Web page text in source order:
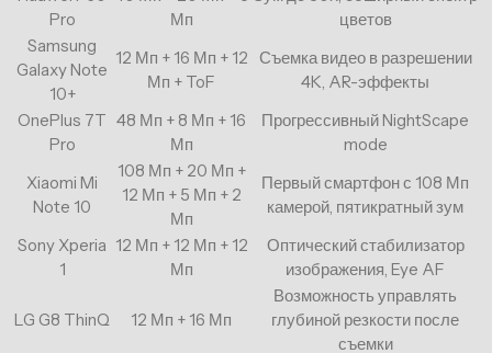
Pro
Мп
цветов
Samsung
Galaxy Note
10+
12 Мп + 16 Мп + 12
Мп + ToF
Съемка видео в разрешении
4K, AR-эффекты
OnePlus 7T
Pro
48 Мп + 8 Мп + 16
Мп
Прогрессивный NightScape
mode
Xiaomi Mi
Note 10
108 Мп + 20 Мп +
12 Мп + 5 Мп + 2
Мп
Первый смартфон с 108 Мп
камерой, пятикратный зум
Sony Xperia
1
12 Мп + 12 Мп + 12
Мп
Оптический стабилизатор
изображения, Eye AF
LG G8 ThinQ 12 Мп + 16 Мп
Возможность управлять
глубиной резкости после
съемки